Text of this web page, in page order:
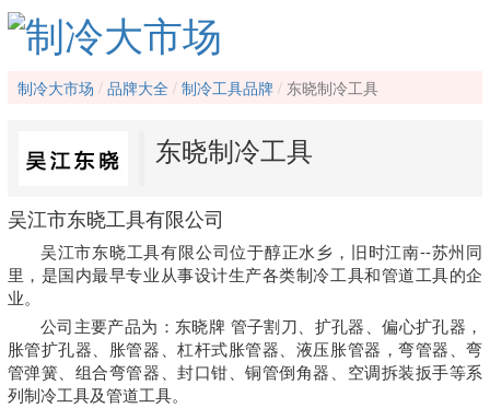
制冷大市场 品牌大全 制冷工具品牌 东晓制冷工具
东晓制冷工具
吴江市东晓工具有限公司
吴江市东晓工具有限公司位于醇正水乡，旧时江南--苏州同
里，是国内最早专业从事设计生产各类制冷工具和管道工具的企
业。
公司主要产品为：东晓牌 管子割刀、扩孔器、偏心扩孔器，
胀管扩孔器、胀管器、杠杆式胀管器、液压胀管器，弯管器、弯
管弹簧、组合弯管器、封口钳、铜管倒角器、空调拆装扳手等系
列制冷工具及管道工具。